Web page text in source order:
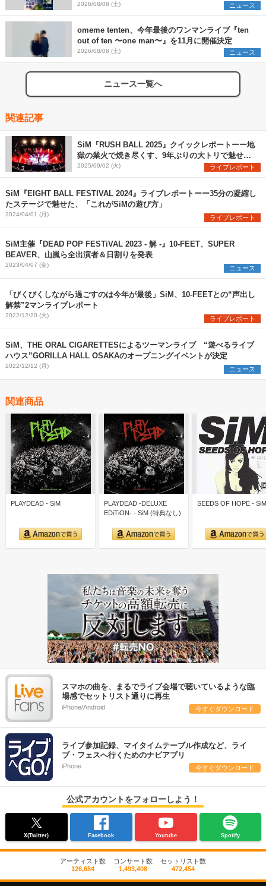
SCOOBIE DO、かりゆし58、Reiを発表
2026/08/08 (土) ニュース
omeme tenten、今年最後のワンマンライブ『ten
out of ten 〜one man〜』を11月に開催決定
2026/08/08 (土) ニュース
ニュース一覧へ
関連記事
SiM『RUSH BALL 2025』クイックレポートーー地
獄の業火で焼き尽くす、9年ぶりの大トリで魅せた
圧巻のステージ
2025/09/02 (火) ライブレポート
SiM『EIGHT BALL FESTIVAL 2024』ライブレポートーー35分の凝縮し
たステージで魅せた、「これがSiMの遊び方」
2024/04/01 (月) ライブレポート
SiM主催『DEAD POP FESTiVAL 2023 - 解 -』10-FEET、SUPER
BEAVER、山嵐ら全出演者＆日割りを発表
2023/04/07 (金) ニュース
「びくびくしながら過ごすのは今年が最後」SiM、10-FEETとの“声出し
解禁”2マンライブレポート
2022/12/20 (火) ライブレポート
SiM、THE ORAL CIGARETTESによるツーマンライブ “遊べるライブ
ハウス”GORILLA HALL OSAKAのオープニングイベントが決定
2022/12/12 (月) ニュース
関連商品
PLAYDEAD - SiM
PLAYDEAD -DELUXE
EDiTiON- - SiM (特典なし)
SEEDS OF HOPE - SiM
スマホの曲を、まるでライブ会場で聴いているような臨
場感でセットリスト通りに再生
iPhone/Android 今すぐダウンロード
ライブ参加記録、マイタイムテーブル作成など、ライ
ブ・フェスへ行くためのナビアプリ
iPhone 今すぐダウンロード
公式アカウントをフォローしよう！
X(Twitter) Facebook Youtube Spotify
アーティスト数
126,684
コンサート数
1,493,408
セットリスト数
472,454